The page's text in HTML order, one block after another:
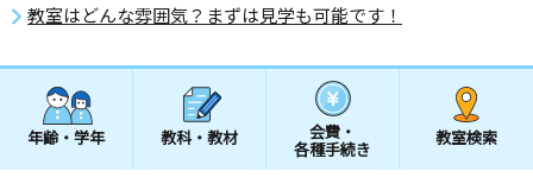
教室はどんな雰囲気？まずは見学も可能です！
年齢・学年 教科・教材 会費・
各種手続き
教室検索